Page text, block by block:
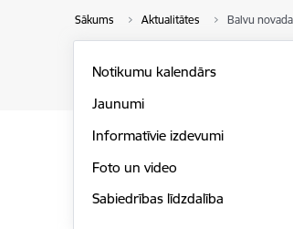
Sākums Aktualitātes Balvu
Notikumu kalendārs
Jaunumi
Informatīvie izdevumi
Foto un video
Sabiedrības līdzdalība